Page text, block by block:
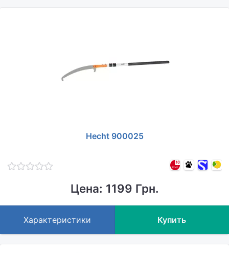
Hecht 900025
Цена: 1199 Грн.
Характеристики Купить